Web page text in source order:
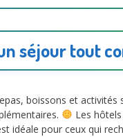
séjour tout
boissons et
Les
idéale pour ceux qui